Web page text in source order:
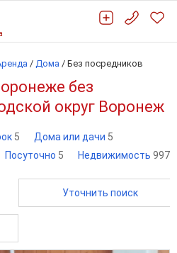
/ Дома / Без посредников
без
округ Воронеж
5 Дома или дачи 5
Посуточно 5 Недвижимость 997
Уточнить поиск